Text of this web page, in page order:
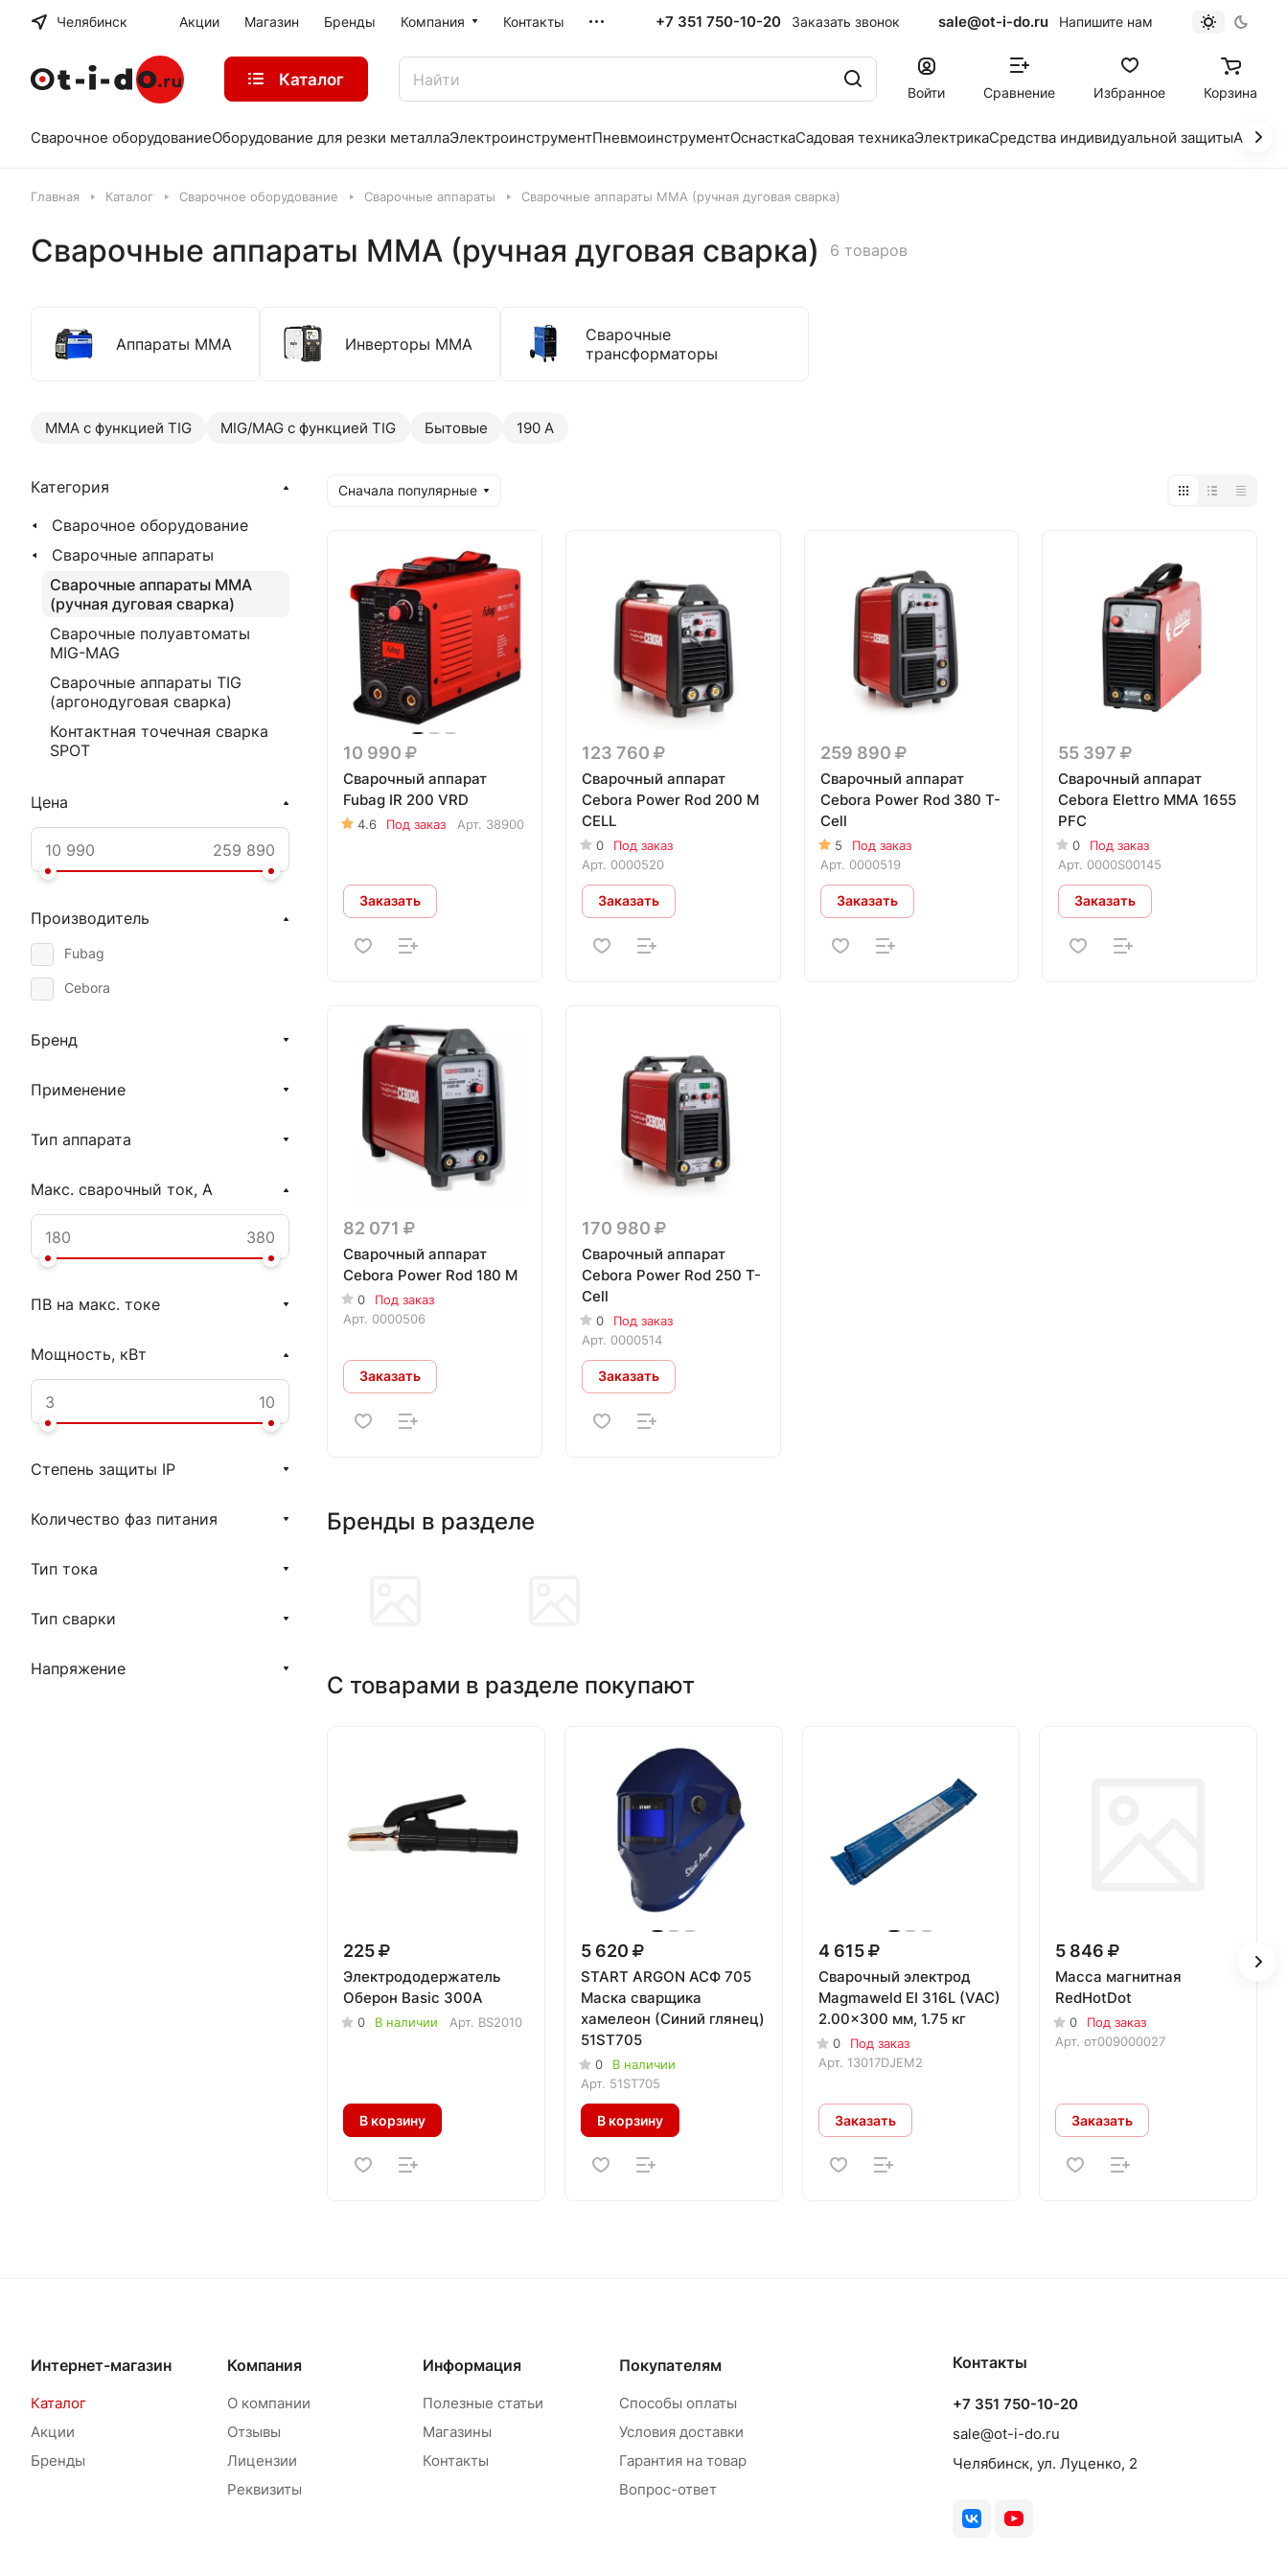
Челябинск Акции Магазин Бренды Компания Контакты +7 351 750-10-20 Заказать звонок sale@ot-i-do.ru Напишите нам
Каталог
Войти Сравнение Избранное Корзина
Сварочное оборудованиеОборудование для резки металлаЭлектроинструментПневмоинструментОснасткаСадовая техникаЭлектрикаСредства индивидуальной защиты
Главная Каталог Сварочное оборудование Сварочные аппараты Сварочные аппараты MMA (ручная дуговая сварка)
Сварочные аппараты MMA (ручная дуговая сварка) 6 товаров
Аппараты MMA Инверторы ММА
Сварочные
трансформаторы
MMA с функцией TIG MIG/MAG с функцией TIG Бытовые 190 А
Сначала популярные
10 990
Сварочный аппарат
Fubag IR 200 VRD
4.6 Под заказ Арт. 38900
Заказать
123 760
Сварочный аппарат
Cebora Power Rod 200 M
CELL
0
Под заказ
Арт. 0000520
Заказать
259 890
Сварочный аппарат
Cebora Power Rod 380 T-
Cell
5
Под заказ
Арт. 0000519
Заказать
55 397
Сварочный аппарат
Cebora Elettro MMA 1655
PFC
0
Под заказ
Арт. 0000S00145
Заказать
82 071
Сварочный аппарат
Cebora Power Rod 180 M
0
Под заказ
Арт. 0000506
Заказать
170 980
Сварочный аппарат
Cebora Power Rod 250 T-
Cell
0
Под заказ
Арт. 0000514
Заказать
Бренды в разделе
С товарами в разделе покупают
225
Электрододержатель
Оберон Basic 300А
0 В наличии Арт. BS2010
В корзину
5 620
START ARGON АСФ 705
Маска сварщика
хамелеон (Синий глянец)
51ST705
0
В наличии
Арт. 51ST705
В корзину
4 615
Сварочный электрод
Magmaweld EI 316L (VAC)
2.00x300 мм, 1.75 кг
0
Под заказ
Арт. 13017DJEM2
Заказать
5 846
Масса магнитная
RedHotDot
0
Под заказ
Арт.от009000027
Заказать
Категория
Сварочное оборудование
Сварочные аппараты
Сварочные аппараты MMA
(ручная дуговая сварка)
Сварочные полуавтоматы
MIG-MAG
Сварочные аппараты TIG
(аргонодуговая сварка)
Контактная точечная сварка
SPOT
Цена
Производитель
Fubag
Cebora
Бренд
Применение
Тип аппарата
Макс. сварочный ток, А
ПВ на макс. токе
Мощность, кВт
Степень защиты IP
Количество фаз питания
Тип тока
Тип сварки
Напряжение
Интернет-магазин
Каталог
Акции
Бренды
Компания
О компании
Отзывы
Лицензии
Реквизиты
Информация
Полезные статьи
Магазины
Контакты
Покупателям
Способы оплаты
Условия доставки
Гарантия на товар
Вопрос-ответ
Контакты
+7 351 750-10-20
sale@ot-i-do.ru
Челябинск, ул. Луценко, 2